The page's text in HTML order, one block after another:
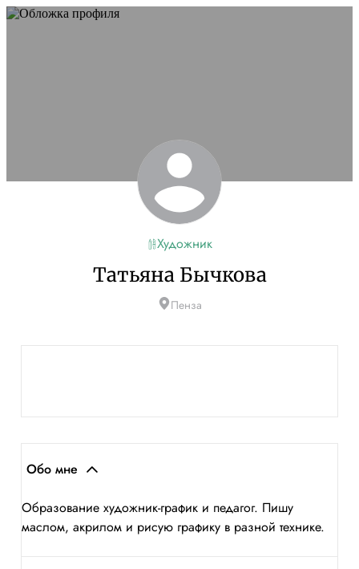
Художник
Татьяна Бычкова
Пенза
Обо мне
Образование художник-график и педагог. Пишу
маслом, акрилом и рисую графику в разной технике.